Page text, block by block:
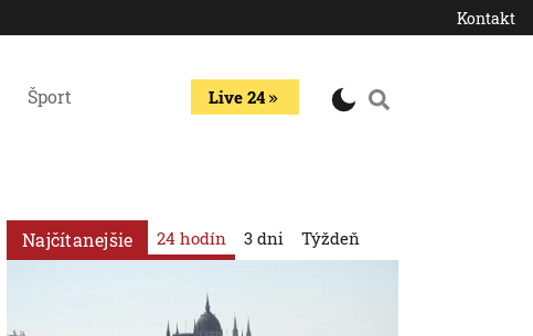
Kontakt
Šport Live 24
Najčítanejšie 24 hodín 3 dni Týždeň